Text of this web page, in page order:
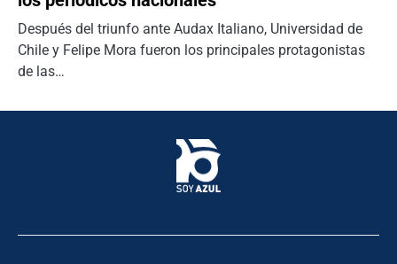
Después del triunfo ante Audax Italiano, Universidad de
Chile y Felipe Mora fueron los principales protagonistas
de las…